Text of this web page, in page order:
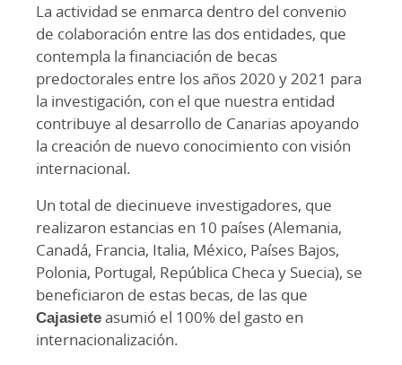
La actividad se enmarca dentro del convenio
de colaboración entre las dos entidades, que
contempla la financiación de becas
predoctorales entre los años 2020 y 2021 para
la investigación, con el que nuestra entidad
contribuye al desarrollo de Canarias apoyando
la creación de nuevo conocimiento con visión
internacional.
Un total de diecinueve investigadores, que
realizaron estancias en 10 países (Alemania,
Canadá, Francia, Italia, México, Países Bajos,
Polonia, Portugal, República Checa y Suecia), se
beneficiaron de estas becas, de las que
Cajasieteasumió el 100% del gasto en
internacionalización.